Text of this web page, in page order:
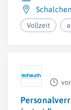
Schalchen
Vollzeit